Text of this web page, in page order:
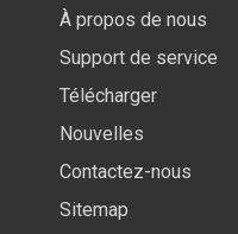
À propos de nous
Support de service
Télécharger
Nouvelles
Contactez-nous
Sitemap